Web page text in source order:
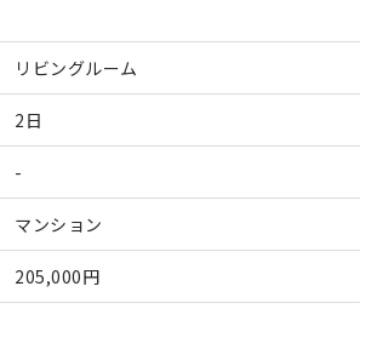
リビングルーム
2日
-
マンション
205,000円